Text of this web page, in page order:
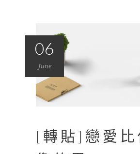
06
June
[轉貼]戀愛比